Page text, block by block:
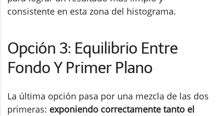
consistente en esta zona del histograma.
Opción 3: Equilibrio Entre
Fondo Y Primer Plano
La última opción pasa por una mezcla de las dos
primeras: exponiendo correctamente tanto el